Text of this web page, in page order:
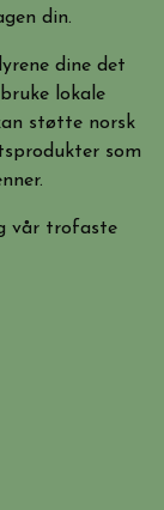
din.
dine det
lokale
støtte norsk
som
vår trofaste